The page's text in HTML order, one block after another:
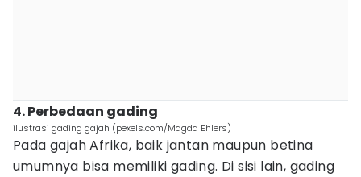
4. Perbedaan gading
ilustrasi gading gajah (pexels.com/Magda Ehlers)
Pada gajah Afrika, baik jantan maupun betina
umumnya bisa memiliki gading. Di sisi lain, gading